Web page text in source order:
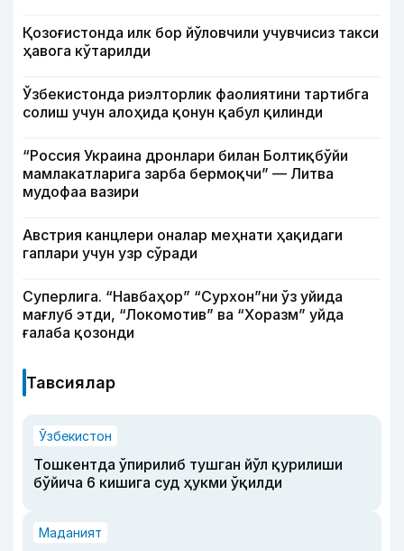
Қозоғистонда илк бор йўловчили учувчисиз такси
ҳавога кўтарилди
Ўзбекистонда риэлторлик фаолиятини тартибга
солиш учун алоҳида қонун қабул қилинди
“Россия Украина дронлари билан Болтиқбўйи
мамлакатларига зарба бермоқчи” — Литва
мудофаа вазири
Австрия канцлери оналар меҳнати ҳақидаги
гаплари учун узр сўради
Суперлига. “Навбаҳор” “Сурхон”ни ўз уйида
мағлуб этди, “Локомотив” ва “Хоразм” уйда
ғалаба қозонди
Тавсиялар
Ўзбекистон
Тошкентда ўпирилиб тушган йўл қурилиши
бўйича 6 кишига суд ҳукми ўқилди
Маданият